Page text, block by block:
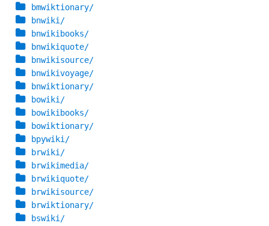
bmwiktionary/
bnwiki/
bnwikibooks/
bnwikiquote/
bnwikisource/
bnwikivoyage/
bnwiktionary/
bowiki/
bowikibooks/
bowiktionary/
bpywiki/
brwiki/
brwikimedia/
brwikiquote/
brwikisource/
brwiktionary/
bswiki/